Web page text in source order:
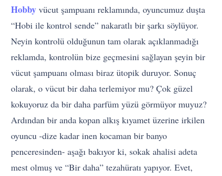
Hobbyvücut şampuanı reklamında, oyuncumuz duşta
“Hobi ile kontrol sende” nakaratlı bir şarkı söylüyor.
Neyin kontrolü olduğunun tam olarak açıklanmadığı
reklamda, kontrolün bize geçmesini sağlayan şeyin bir
vücut şampuanı olması biraz ütopik duruyor. Sonuç
olarak, o vücut bir daha terlemiyor mu? Çok güzel
kokuyoruz da bir daha parfüm yüzü görmüyor muyuz?
Ardından bir anda kopan alkış kıyamet üzerine irkilen
oyuncu -dize kadar inen kocaman bir banyo
penceresinden- aşağı bakıyor ki, sokak ahalisi adeta
mest olmuş ve “Bir daha” tezahüratı yapıyor. Evet,